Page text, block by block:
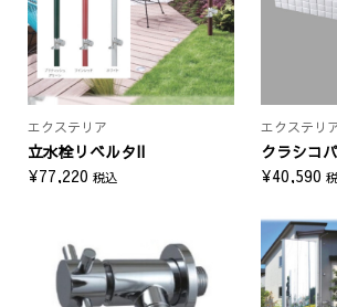
エクステリア
立水栓リベルタII
¥77,220 税込
エクステリ
クラシコ
¥40,590